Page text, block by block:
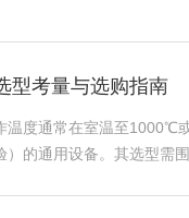
型考量与选购指南
温度通常在室温至1000℃
）的通用设备。其选型需